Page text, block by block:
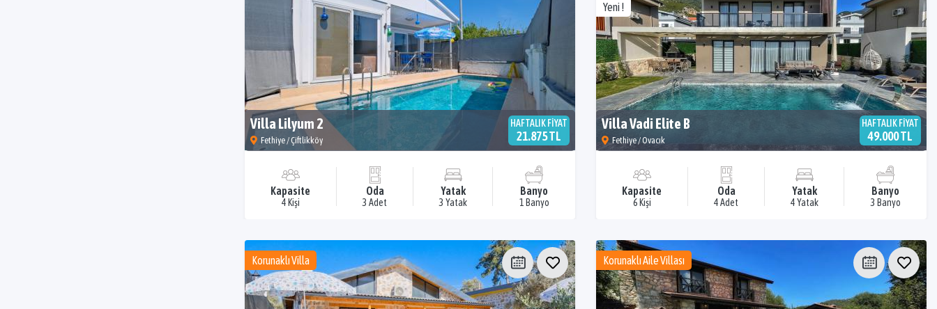
Villa Lilyum 2
Fethiye / Çiftlikköy
HAFTALIK FİYAT
21.875 TL
Kapasite
4 Kişi
Oda
3 Adet
Yatak
3 Yatak
Banyo
1 Banyo
Yeni !
Villa Vadi Elite B
Fethiye / Ovacık
HAFTALIK FİYAT
49.000 TL
Kapasite
6 Kişi
Oda
4 Adet
Yatak
4 Yatak
Banyo
3 Banyo
Korunaklı Villa Korunaklı Aile Villası